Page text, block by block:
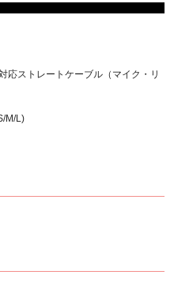
応ストレートケーブル（マイク・リ
M/L)